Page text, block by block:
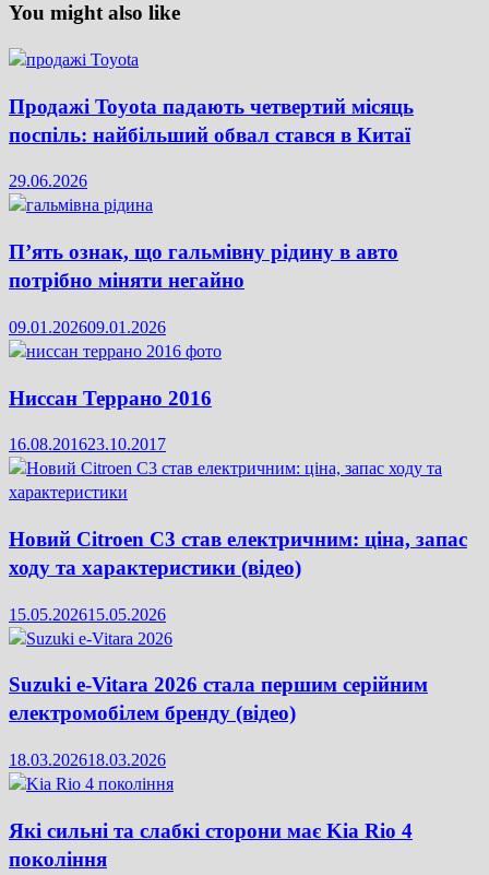
You might also like
Продажі Toyota падають четвертий місяць
поспіль: найбільший обвал стався в Китаї
29.06.2026
П’ять ознак, що гальмівну рідину в авто
потрібно міняти негайно
09.01.202609.01.2026
Ниссан Террано 2016
16.08.201623.10.2017
Новий Citroen C3 став електричним: ціна, запас
ходу та характеристики (відео)
15.05.202615.05.2026
Suzuki e-Vitara 2026 стала першим серійним
електромобілем бренду (відео)
18.03.202618.03.2026
Які сильні та слабкі сторони має Kia Rio 4
покоління